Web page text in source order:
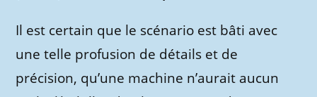
Il est certain que le scénario est bâti avec
une telle profusion de détails et de
précision, qu’une machine n’aurait aucun